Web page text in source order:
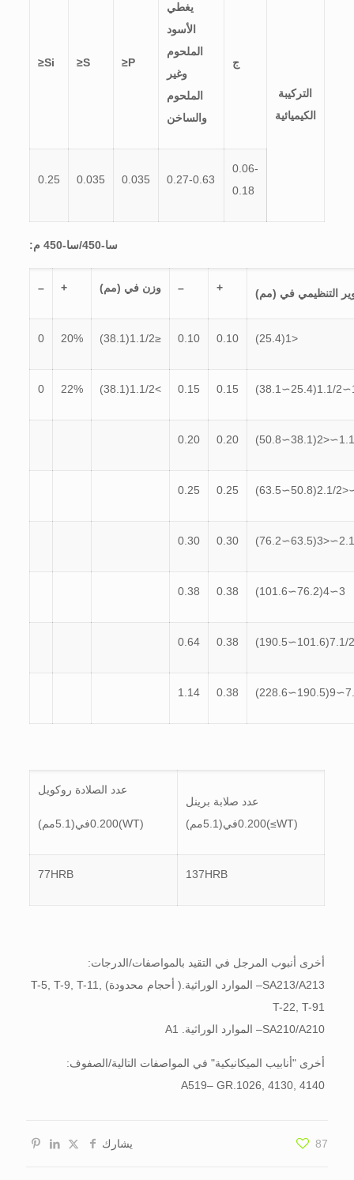
التركيبة
الكيميائية
ج
يغطي
الأسود
الملحوم
وغير
الملحوم
والساخن
P≤
S≤
Si≤
0.06-
0.18
0.27-0.63
0.035
0.035
0.25
سا-450/سا-450 م:
التنظيمي في (مم) +
– وزن في (مم) +
–
<1(25.4)
0.10
0.10
≤1.1/2(38.1)
20%
0
0.15
0.15
>1.1/2(38.1)
22%
0
0.20
0.20
0.25
0.25
2.1/
0.30
0.30
3∼4(76.2∼101.6)
0.38
0.38
0.38
0.64
0.38
1.14
عدد صلابة برينل
(WT≥)0.200في(5.1مم)
عدد الصلادة روكويل
(WT)0.200في(5.1مم)
137HRB
77HRB
أخرى أنبوب المرجل في التقيد بالمواصفات/الدرجات:
SA213/A213– الموارد الوراثية.( أحجام محدودة) T-5, T-9, T-11,
T-22, T-91
SA210/A210– الموارد الوراثية. A1
أخرى "أنابيب الميكانيكية" في المواصفات التالية/الصفوف:
A519– GR.1026, 4130, 4140
يشارك 87